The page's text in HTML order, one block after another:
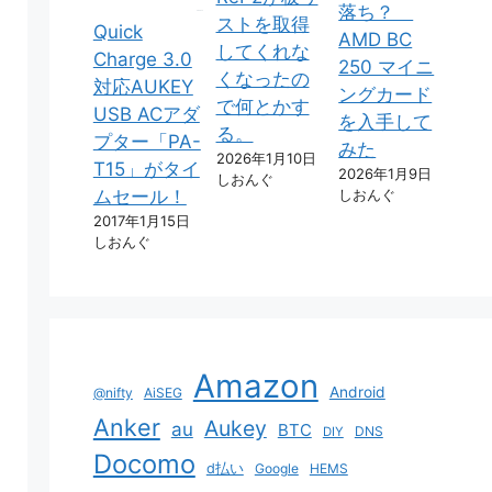
Quick
Charge 3.0
対応AUKEY
USB ACアダ
プター「PA-
T15」がタイ
ムセール！
2017年1月15日
しおんぐ
ストを取得
してくれな
くなったの
で何とかす
る。
2026年1月10日
しおんぐ
落ち？
AMD BC
250 マイニ
ングカード
を入手して
みた
2026年1月9日
しおんぐ
@nifty AiSEG Amazon Android
Anker au Aukey BTC DIY DNS
Docomo d払い Google HEMS